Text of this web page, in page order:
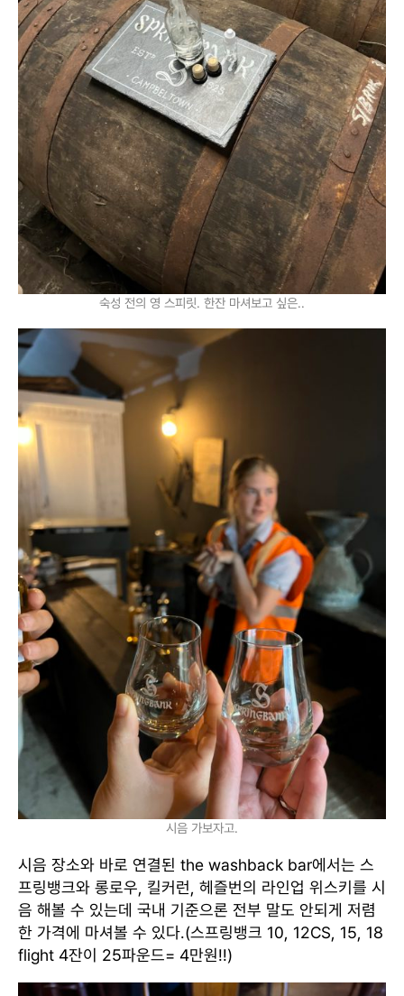
숙성 전의 영 스피릿. 한잔 마셔보고 싶은..
시음 가보자고.
시음 장소와 바로 연결된 the washback bar에서는 스
프링뱅크와 롱로우, 킬커런, 헤즐번의 라인업 위스키를 시
음 해볼 수 있는데 국내 기준으론 전부 말도 안되게 저렴
한 가격에 마셔볼 수 있다.(스프링뱅크 10, 12CS, 15, 18
flight 4잔이 25파운드= 4만원!!)